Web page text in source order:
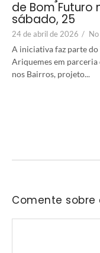
de Bom Futuro
sábado, 25
24 de abril de 2026 /
A iniciativa faz parte do
Ariquemes em parceria
nos Bairros, projeto...
Comente